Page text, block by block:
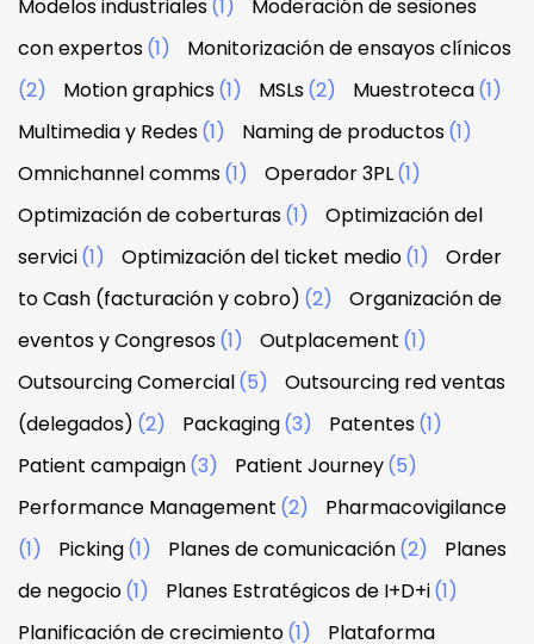
Modelos industriales(1)
Moderación de sesiones
con expertos(1)
Monitorización de ensayos clínicos
(2)
Motion graphics(1) MSLs(2) Muestroteca(1)
Multimedia y Redes(1) Naming de productos(1)
Omnichannel comms(1) Operador 3PL(1)
Optimización de coberturas(1)
Optimización del
servici(1) Optimización del ticket medio(1)
Order
to Cash (facturación y cobro) (2)
Organización de
eventos y Congresos(1) Outplacement (1)
Outsourcing Comercial(5)
Outsourcing red ventas
(delegados) (2) Packaging(3) Patentes(1)
Patient campaign(3) Patient Journey(5)
Performance Management (2)
Pharmacovigilance
(1)
Picking(1) Planes de comunicación(2)
Planes
de negocio(1) Planes Estratégicos de I+D+i(1)
Planificación de crecimiento(1) Plataforma